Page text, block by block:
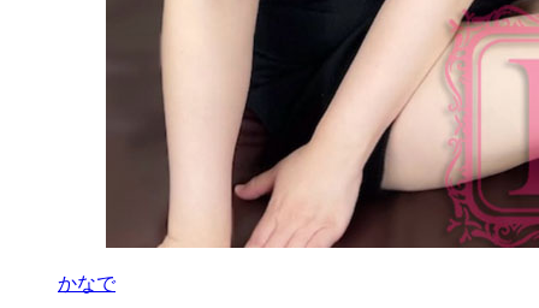
かなで